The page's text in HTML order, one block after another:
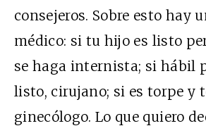
consejeros. Sobre esto hay
médico: si tu hijo es listo
se haga internista; si hábil
listo, cirujano; si es torpe y
ginecólogo. Lo que quiero